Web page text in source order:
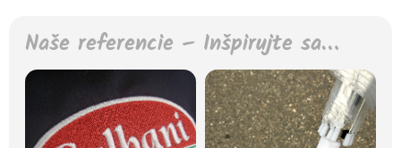
Naše referencie – Inšpirujte sa…